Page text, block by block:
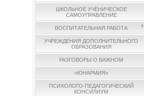
ШКОЛЬНОЕ УЧЕНИЧЕСКОЕ
САМОУПРАВЛЕНИЕ
ВОСПИТАТЕЛЬНАЯ РАБОТА
УЧРЕЖДЕНИЯ ДОПОЛНИТЕЛЬНОГО
ОБРАЗОВАНИЯ
РАЗГОВОРЫ О ВАЖНОМ
«ЮНАРМИЯ»
ПСИХОЛОГО-ПЕДАГОГИЧЕСКИЙ
КОНСИЛИУМ